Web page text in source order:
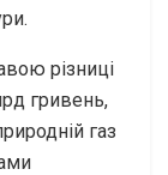
різниці
гривень,
газ